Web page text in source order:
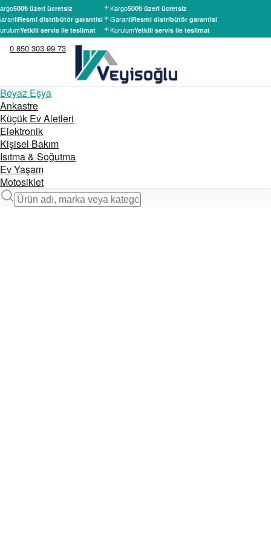
500₺ üzeri ücretsiz
Resmi distribütör garantisi
Yetkili servis ile teslimat
Kargo500₺ üzeri ücretsiz
GarantiResmi distribütör garantisi
KurulumYetkili servis ile teslimat
0 850 303 99 73
Beyaz Eşya
Ankastre
Küçük Ev Aletleri
Elektronik
Kişisel Bakım
Isıtma & Soğutma
Ev Yaşam
Motosiklet